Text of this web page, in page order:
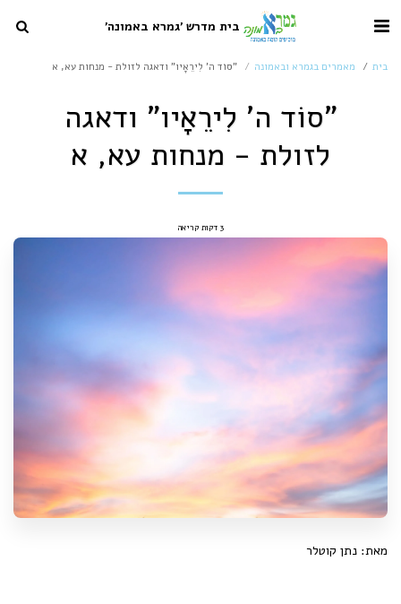
בית מדרש 'גמרא באמונה'
בית מאמרים בגמרא ובאמונה "סוֹד ה' לִירֵאָיו" ודאגה לזולת - מנחות עא, א
"סוֹד ה' לִירֵאָיו" ודאגה
לזולת - מנחות עא, א
3 דקות קריאה
מאת: נתן קוטלר